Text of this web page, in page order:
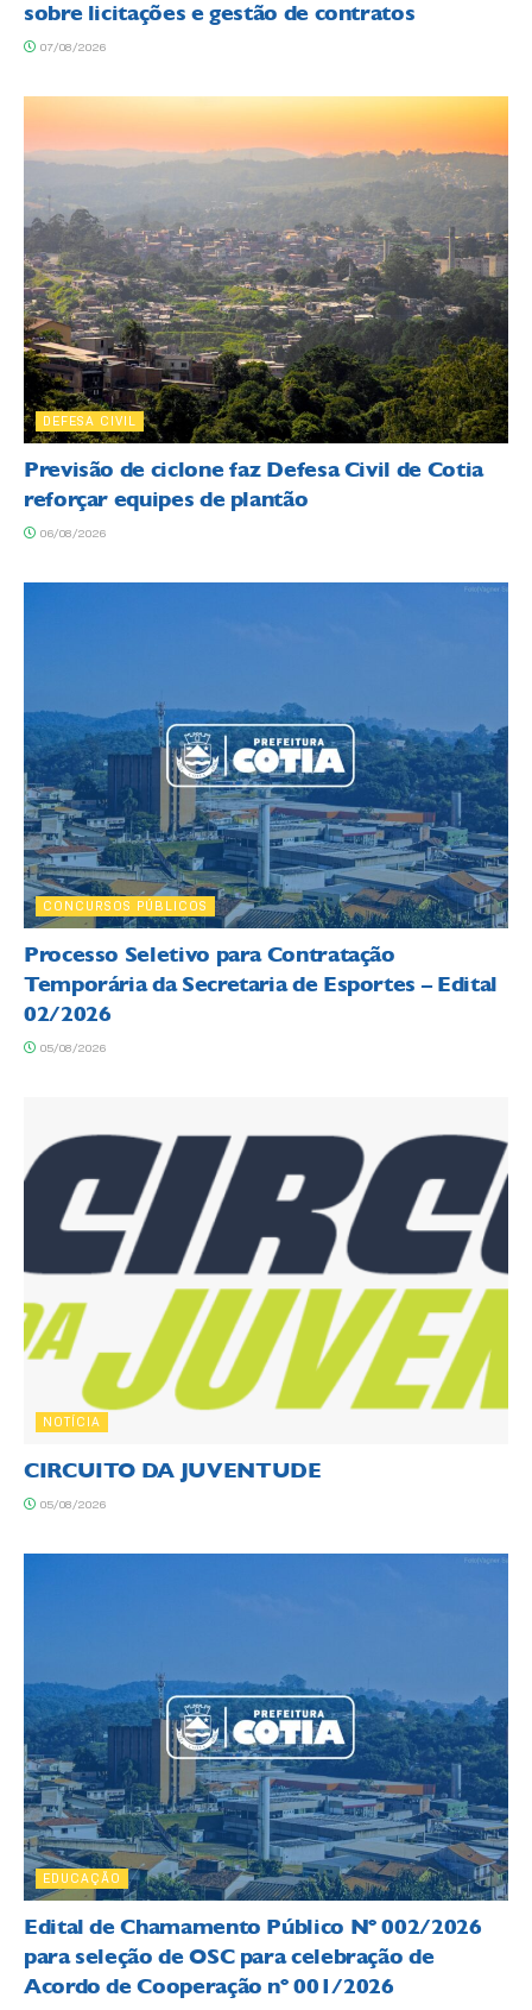
sobre licitações e gestão de contratos
07/08/2026
DEFESA CIVIL
Previsão de ciclone faz Defesa Civil de Cotia
reforçar equipes de plantão
06/08/2026
CONCURSOS PÚBLICOS
Processo Seletivo para Contratação
Temporária da Secretaria de Esportes – Edital
02/2026
05/08/2026
NOTÍCIA
CIRCUITO DA JUVENTUDE
05/08/2026
EDUCAÇÃO
Edital de Chamamento Público Nº 002/2026
para seleção de OSC para celebração de
Acordo de Cooperação nº 001/2026